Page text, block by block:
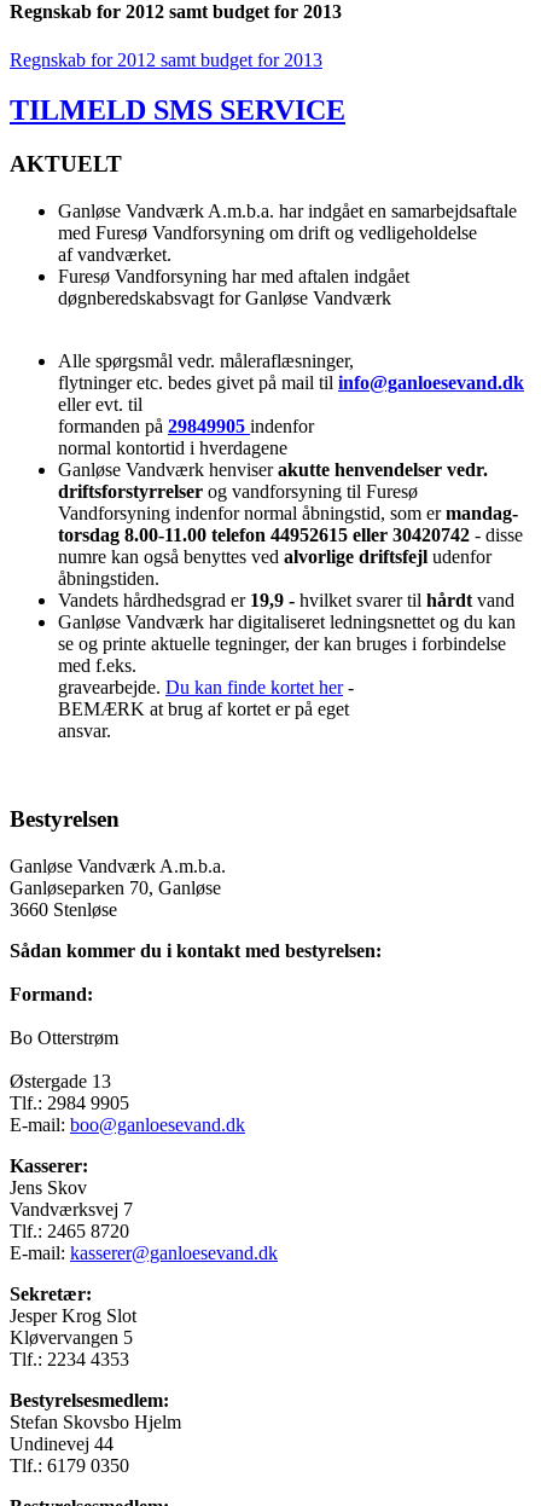
Regnskab for 2012 samt budget for 2013
Regnskab for 2012 samt budget for 2013
TILMELD SMS SERVICE
AKTUELT
Ganløse Vandværk A.m.b.a. har indgået en samarbejdsaftale
med Furesø Vandforsyning om drift og vedligeholdelse
af vandværket.
Furesø Vandforsyning har med aftalen indgået
døgnberedskabsvagt for Ganløse Vandværk
Alle spørgsmål vedr. måleraflæsninger,
flytninger etc. bedes givet på mail til info@ganloesevand.dk
eller evt. til
formanden på 29849905 indenfor
normal kontortid i hverdagene
Ganløse Vandværk henviserakutte henvendelser vedr.
driftsforstyrrelser og vandforsyning til Furesø
Vandforsyning indenfor normal åbningstid, som ermandag-
torsdag 8.00-11.00 telefon 44952615 eller 30420742 - disse
numre kan også benyttes ved alvorlige driftsfejl udenfor
åbningstiden.
Vandets hårdhedsgrad er 19,9 - hvilket svarer til hårdt vand
Ganløse Vandværk har digitaliseret ledningsnettet og du kan
se og printe aktuelle tegninger, der kan bruges i forbindelse
med f.eks.
gravearbejde. Du kan finde kortet her-
BEMÆRK at brug af kortet er på eget
ansvar.
Bestyrelsen
Ganløse Vandværk A.m.b.a.
Ganløseparken 70, Ganløse
3660 Stenløse
Sådan kommer du i kontakt med bestyrelsen:
Formand:
Bo Otterstrøm
Østergade 13
Tlf.: 2984 9905
E-mail: boo@ganloesevand.dk
Kasserer:
Jens Skov
Vandværksvej 7
Tlf.: 2465 8720
E-mail: kasserer@ganloesevand.dk
Sekretær:
Jesper Krog Slot
Kløvervangen 5
Tlf.: 2234 4353
Bestyrelsesmedlem:
Stefan Skovsbo Hjelm
Undinevej 44
Tlf.: 6179 0350